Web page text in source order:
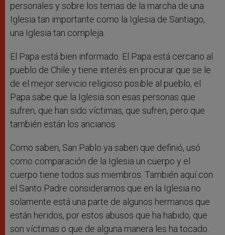
personales y sobre los temas de la marcha de una
Iglesia tan importante como la Iglesia de Santiago,
una Iglesia tan compleja.
El Papa está bien informado. El Papa está cercano al
pueblo de Chile y tiene interés en procurar que se le
de el mejor servicio religioso posible al pueblo, el
Papa sabe que la Iglesia son esas personas que
sufren, que han sido víctimas, que sufren, pero que
también están los ancianos
Como saben, San Pablo ya saben que definió, usó
como comparación de la Iglesia un cuerpo y el
cuerpo tiene todos sus miembros. También aquí con
el Santo Padre consideramos que en la Iglesia no
solamente está una parte de algunos hermanos que
están heridos, por estos abusos que ha habido, que
son víctimas o que de alguna manera les ha tocado.